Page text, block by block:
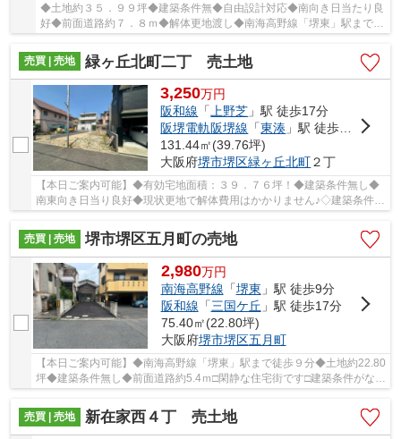
◆土地約３５．９９坪◆建築条件無◆自由設計対応◆南向き日当たり良
好◆前面道路約７．８ｍ◆解体更地渡し◆南海高野線「堺東」駅まで徒
歩２１分◆
売買 | 売地
緑ヶ丘北町二丁 売土地
3,250万円
阪和線 「上野芝 」駅 徒歩17分
阪堺電軌阪堺線 「東湊 」駅 徒歩20分
131.44㎡(39.76坪)
大阪府堺市堺区緑ヶ丘北町２丁
【本日ご案内可能】◆有効宅地面積：３９．７６坪！◆建築条件無し◆
南東向き日当り良好◆現状更地で解体費用はかかりません♪◇建築条件が
売買 | 売地
堺市堺区五月町の売地
2,980万円
南海高野線 「堺東 」駅 徒歩9分
阪和線 「三国ケ丘 」駅 徒歩17分
75.40㎡(22.80坪)
大阪府堺市堺区五月町
【本日ご案内可能】◆南海高野線「堺東」駅まで徒歩９分◆土地約22.80
坪◆建築条件無し◆前面道路約5.4ｍ□閑静な住宅街です□建築条件がな
売買 | 売地
新在家西４丁 売土地